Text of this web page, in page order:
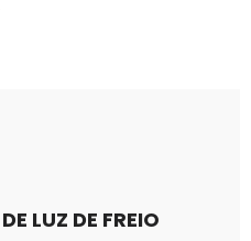
LUZ DE FREIO